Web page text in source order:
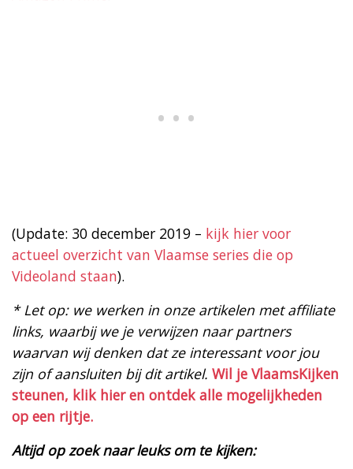
(Update: 30 december 2019 – kijk hier voor
actueel overzicht van Vlaamse series die op
Videoland staan).
* Let op: we werken in onze artikelen met affiliate
links, waarbij we je verwijzen naar partners
waarvan wij denken dat ze interessant voor jou
zijn of aansluiten bij dit artikel. Wil je VlaamsKijken
steunen, klik hier en ontdek alle mogelijkheden
op een rijtje.
Altijd op zoek naar leuks om te kijken: